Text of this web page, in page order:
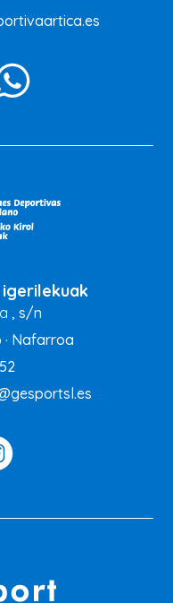
, s/n
· Nafarroa